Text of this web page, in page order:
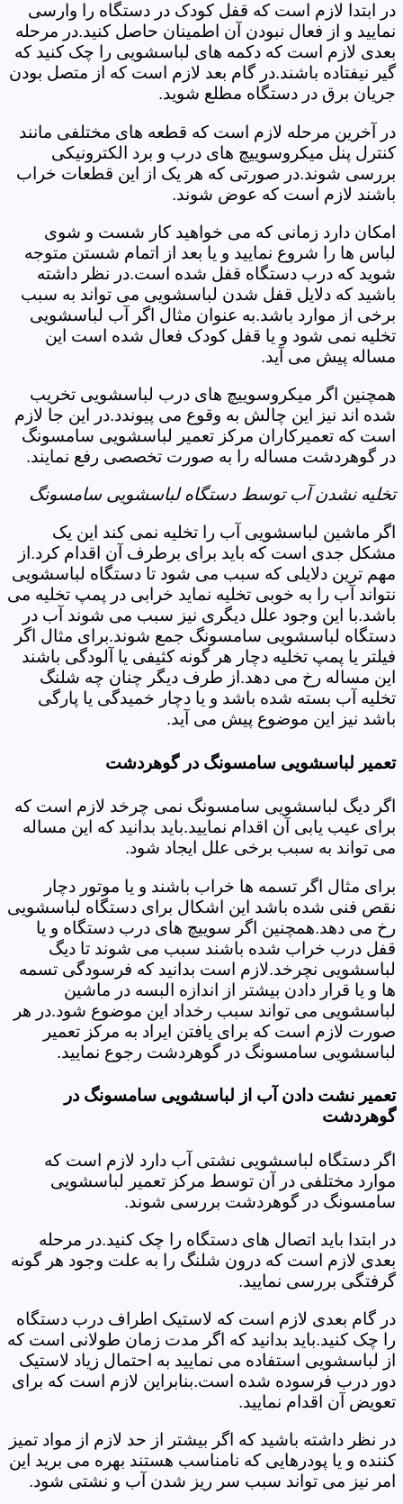
در ابتدا لازم است که قفل کودک در دستگاه را وارسی
نمایید و از فعال نبودن آن اطمینان حاصل کنید.در مرحله
بعدی لازم است که دکمه های لباسشویی را چک کنید که
گیر نیفتاده باشند.در گام بعد لازم است که از متصل بودن
جریان برق در دستگاه مطلع شوید.
در آخرین مرحله لازم است که قطعه های مختلفی مانند
کنترل پنل میکروسوییچ های درب و برد الکترونیکی
بررسی شوند.در صورتی که هر یک از این قطعات خراب
باشند لازم است که عوض شوند.
امکان دارد زمانی که می خواهید کار شست و شوی
لباس ها را شروع نمایید و یا بعد از اتمام شستن متوجه
شوید که درب دستگاه قفل شده است.در نظر داشته
باشید که دلایل قفل شدن لباسشویی می تواند به سبب
برخی از موارد باشد.به عنوان مثال اگر آب لباسشویی
تخلیه نمی شود و یا قفل کودک فعال شده است این
مساله پیش می آید.
همچنین اگر میکروسوییچ های درب لباسشویی تخریب
شده اند نیز این چالش به وقوع می پیوندد.در این جا لازم
است که تعمیرکاران مرکز تعمیر لباسشویی سامسونگ
در گوهردشت مساله را به صورت تخصصی رفع نمایند.
تخلیه نشدن آب توسط دستگاه لباسشویی سامسونگ
اگر ماشین لباسشویی آب را تخلیه نمی کند این یک
مشکل جدی است که باید برای برطرف آن اقدام کرد.از
مهم ترین دلایلی که سبب می شود تا دستگاه لباسشویی
نتواند آب را به خوبی تخلیه نماید خرابی در پمپ تخلیه می
باشد.با این وجود علل دیگری نیز سبب می شوند آب در
دستگاه لباسشویی سامسونگ جمع شوند.برای مثال اگر
فیلتر یا پمپ تخلیه دچار هر گونه کثیفی یا آلودگی باشند
این مساله رخ می دهد.از طرف دیگر چنان چه شلنگ
تخلیه آب بسته شده باشد و یا دچار خمیدگی یا پارگی
باشد نیز این موضوع پیش می آید.
تعمیر لباسشویی سامسونگ در گوهردشت
اگر دیگ لباسشویی سامسونگ نمی چرخد لازم است که
برای عیب یابی آن اقدام نمایید.باید بدانید که این مساله
می تواند به سبب برخی علل ایجاد شود.
برای مثال اگر تسمه ها خراب باشند و یا موتور دچار
نقص فنی شده باشد این اشکال برای دستگاه لباسشویی
رخ می دهد.همچنین اگر سوییچ های درب دستگاه و یا
قفل درب خراب شده باشند سبب می شوند تا دیگ
لباسشویی نچرخد.لازم است بدانید که فرسودگی تسمه
ها و یا قرار دادن بیشتر از اندازه البسه در ماشین
لباسشویی می تواند سبب رخداد این موضوع شود.در هر
صورت لازم است که برای یافتن ایراد به مرکز تعمیر
لباسشویی سامسونگ در گوهردشت رجوع نمایید.
تعمیر نشت دادن آب از لباسشویی سامسونگ در
گوهردشت
اگر دستگاه لباسشویی نشتی آب دارد لازم است که
موارد مختلفی در آن توسط مرکز تعمیر لباسشویی
سامسونگ در گوهردشت بررسی شوند.
در ابتدا باید اتصال های دستگاه را چک کنید.در مرحله
بعدی لازم است که درون شلنگ را به علت وجود هر گونه
گرفتگی بررسی نمایید.
در گام بعدی لازم است که لاستیک اطراف درب دستگاه
را چک کنید.باید بدانید که اگر مدت زمان طولانی است که
از لباسشویی استفاده می نمایید به احتمال زیاد لاستیک
دور درب فرسوده شده است.بنابراین لازم است که برای
تعویض آن اقدام نمایید.
در نظر داشته باشید که اگر بیشتر از حد لازم از مواد تمیز
کننده و یا پودرهایی که نامناسب هستند بهره می برید این
امر نیز می تواند سبب سر ریز شدن آب و نشتی شود.